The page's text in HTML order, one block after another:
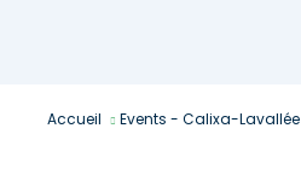
Accueil Events - Calixa-Lavallée